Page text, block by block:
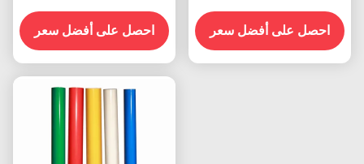
العاكسة الفيلم المخصص
احصل على أفضل سعر
الفينيل رول الدرجة الإعلانية
احصل على أفضل سعر